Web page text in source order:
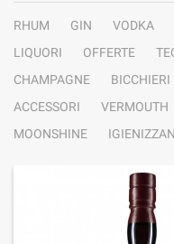
RHUM GIN VODKA
LIQUORI
OFFERTE
CHAMPAGNE
BICCHIERI
ACCESSORI
VERMOUTH
MOONSHINE